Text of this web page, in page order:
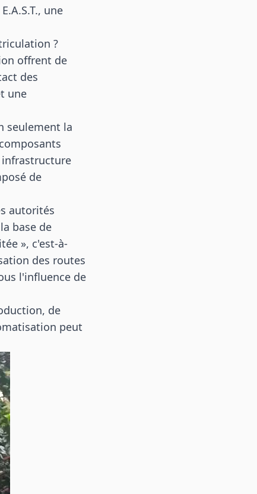
une
?
offrent de
des
une
seulement la
infrastructure
de
autorités
base de
», c'est-à-
des routes
l'influence de
de
peut